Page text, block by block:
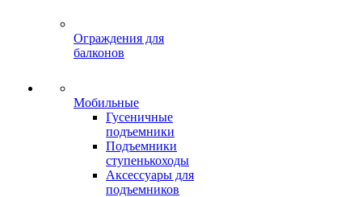
Ограждения для
балконов
Мобильные
Гусеничные
подъемники
Подъемники
ступенькоходы
Аксессуары для
подъемников